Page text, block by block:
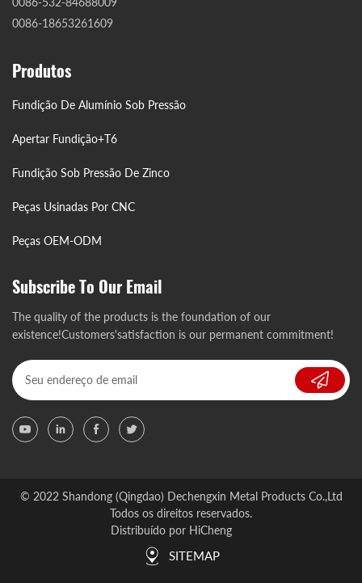
0086-18653261609
Produtos
Fundição De Alumínio Sob Pressão
Apertar Fundição+T6
Fundição Sob Pressão De Zinco
Peças Usinadas Por CNC
Peças OEM-ODM
Subscribe To Our Email
The quality of the products is the foundation of our
existence!Customers'satisfaction is our permanent commitment!
© 2022 Shandong (Qingdao) Dechengxin Metal Products Co.,Ltd
Todos os direitos reservados.
Distribuído por HiCheng
SITEMAP